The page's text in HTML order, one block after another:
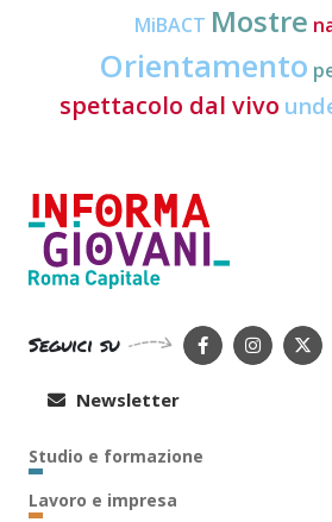
MiBACT Mostre
Orientamento
spettacolo dal vivo
Seguici su
Newsletter
Studio e formazione
Lavoro e impresa